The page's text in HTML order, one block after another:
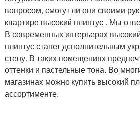
вопросом, смогут ли они своими
квартире высокий плинтус . Мы
В современных интерьерах
плинтус станет дополнительным
стену. В таких помещениях
оттенки и пастельные тона. Во
магазинах можно купить высокий
ассортименте.